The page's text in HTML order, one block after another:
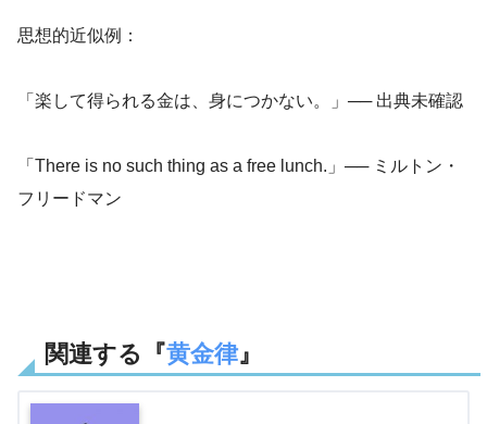
思想的近似例：
「楽して得られる金は、身につかない。」── 出典未確認
「There is no such thing as a free lunch.」── ミルトン・
フリードマン
関連する『黄金律』